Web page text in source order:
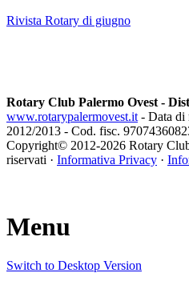
Rivista Rotary di giugno
Rotary Club Palermo Ovest -
www.rotarypalermovest.it - Data di
2012/2013 - Cod. fisc.
Copyright© 2012-2026 Rotary
riservati · Informativa Privacy ·
Menu
Switch to Desktop Version